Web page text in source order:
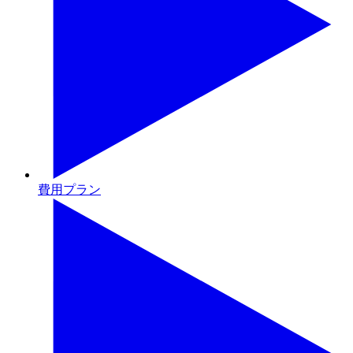
費用プラン